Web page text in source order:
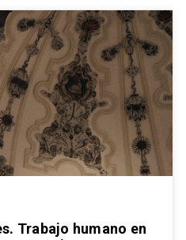
Trabajo humano en